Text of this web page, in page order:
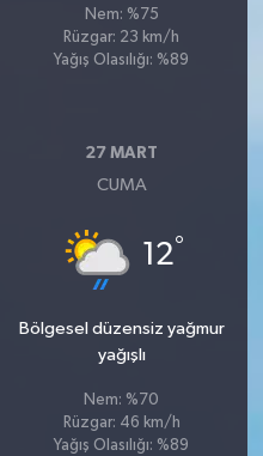
Nem: %75
Rüzgar: 23 km/h
Yağış Olasılığı: %89
27 MART
CUMA
12°
Bölgesel düzensiz yağmur
yağışlı
Nem: %70
Rüzgar: 46 km/h
Yağış Olasılığı: %89